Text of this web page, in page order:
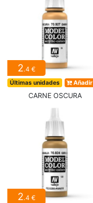
2.4 €
Últimas unidades Añadir
CARNE OSCURA
2.4 €